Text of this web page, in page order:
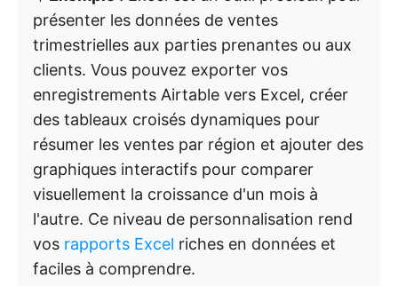
présenter les données de ventes
trimestrielles aux parties prenantes ou aux
clients. Vous pouvez exporter vos
enregistrements Airtable vers Excel, créer
des tableaux croisés dynamiques pour
résumer les ventes par région et ajouter des
graphiques interactifs pour comparer
visuellement la croissance d'un mois à
l'autre. Ce niveau de personnalisation rend
vos rapports Excel riches en données et
faciles à comprendre.